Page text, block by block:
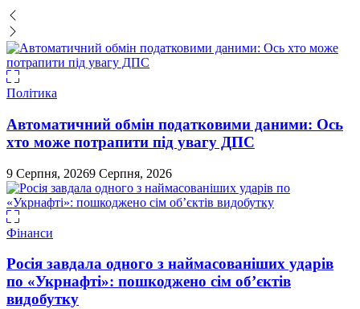
Політика
Автоматичний обмін податковими даними: Ось
хто може потрапити під увагу ДПС
9 Серпня, 20269 Серпня, 2026
Фінанси
Росія завдала одного з наймасованіших ударів
по «Укрнафті»: пошкоджено сім об’єктів
видобутку